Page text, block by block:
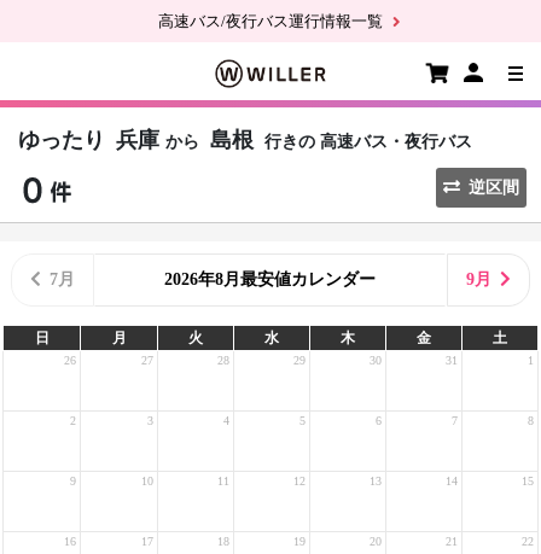
高速バス/夜行バス運行情報一覧
ゆったり 兵庫 から 島根 行きの 高速バス・夜行バス
逆区間
7月 2026年8月最安値カレンダー 9月
日 月 火 水 木 金 土
26 27 28 29 30 31 1
2 3 4 5 6 7 8
9 10 11 12 13 14 15
16 17 18 19 20 21 22